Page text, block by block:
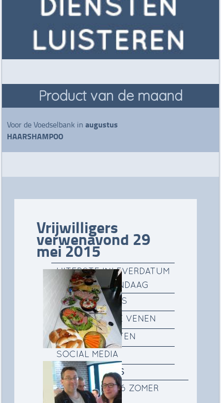
Vrijwilligers
verwenavond 29
mei 2015
UITERSTE INLEVERDATUM
KOPY KERKVANDAAG
GEMEENTEGIDS
FILM DE RONDE VENEN
IKO ACTIVITEITEN
SOCIAL MEDIA
FOTOALBUMS
12 JULI 2026 ZOMER
Product van de maand
Voor de Voedselbank in augustus
HAARSHAMPOO